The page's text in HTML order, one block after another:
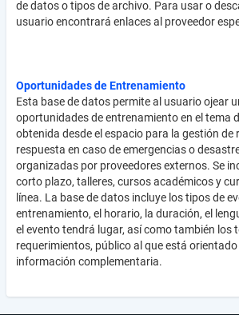
de datos o tipos de archivo. Para usar o
usuario encontrará enlaces al proveedor
Oportunidades de Entrenamiento
Esta base de datos permite al usuario ojear
oportunidades de entrenamiento en el tema
obtenida desde el espacio para la gestión de
respuesta en caso de emergencias o
organizadas por proveedores externos. Se
corto plazo, talleres, cursos académicos y
línea. La base de datos incluye los tipos de
entrenamiento, el horario, la duración, el
el evento tendrá lugar, así como también los
requerimientos, público al que está
información complementaria.